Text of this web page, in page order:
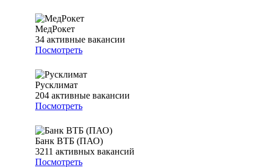
МедРокет
34 активные вакансии
Посмотреть
Русклимат
204 активные вакансии
Посмотреть
Банк ВТБ (ПАО)
3211 активных вакансий
Посмотреть